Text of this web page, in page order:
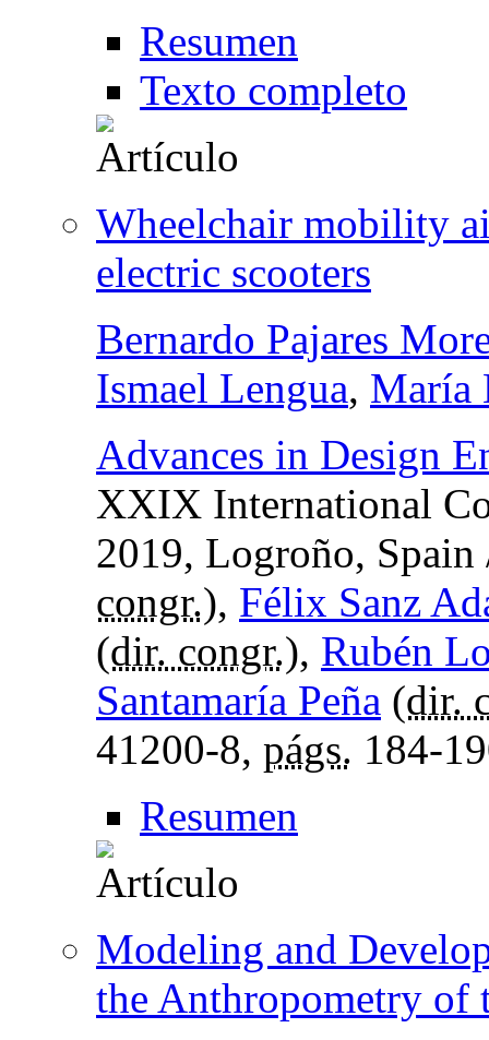
Resumen
Texto completo
Wheelchair mobility
electric scooters
Bernardo Pajares
Ismael Lengua, María
Advances in Design
XXIX International
2019, Logroño, Spain
congr.), Félix Sanz
(dir. congr.), Rubén
Santamaría Peña (dir.
41200-8, págs. 184-
Resumen
Modeling and
the Anthropometry of